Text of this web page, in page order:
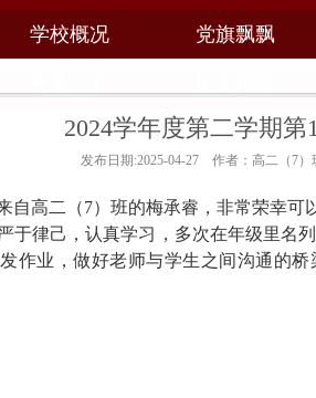
学校概况 党旗飘飘
2024学年度第二学期
发布日期:2025-04-27 作者：高二（7）
自高二（7）班的梅承睿，非常荣幸可
于律己，认真学习，多次在年级里名
作业，做好老师与学生之间沟通的